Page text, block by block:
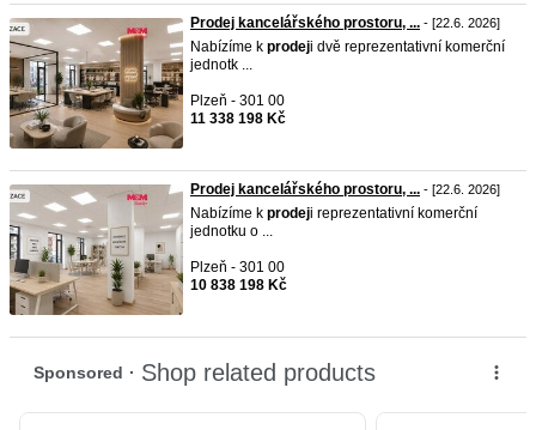
Prodej kancelářského prostoru, ... - [22.6. 2026]
Nabízíme k prodeji dvě reprezentativní komerční
jednotk ...
Plzeň - 301 00
11 338 198 Kč
Prodej kancelářského prostoru, ... - [22.6. 2026]
Nabízíme k prodeji reprezentativní komerční
jednotku o ...
Plzeň - 301 00
10 838 198 Kč